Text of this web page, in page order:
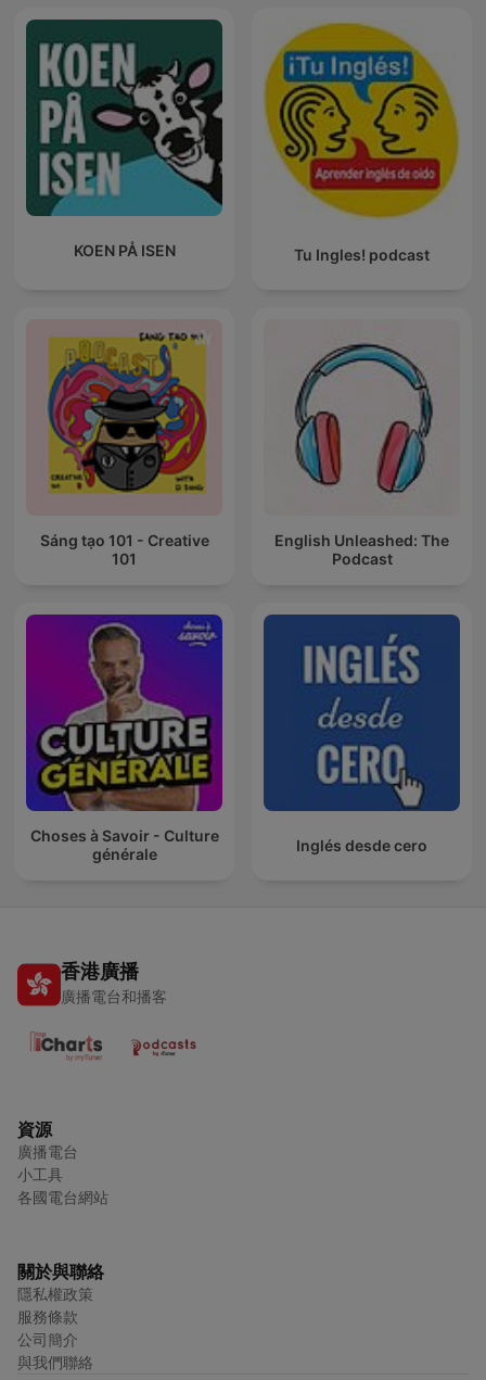
KOEN PÅ ISEN Tu Ingles! podcast
Sáng tạo 101 - Creative
101
English Unleashed: The
Podcast
Choses à Savoir - Culture
générale
Inglés desde cero
香港廣播
廣播電台和播客
資源
廣播電台
小工具
各國電台網站
關於與聯絡
隱私權政策
服務條款
公司簡介
與我們聯絡